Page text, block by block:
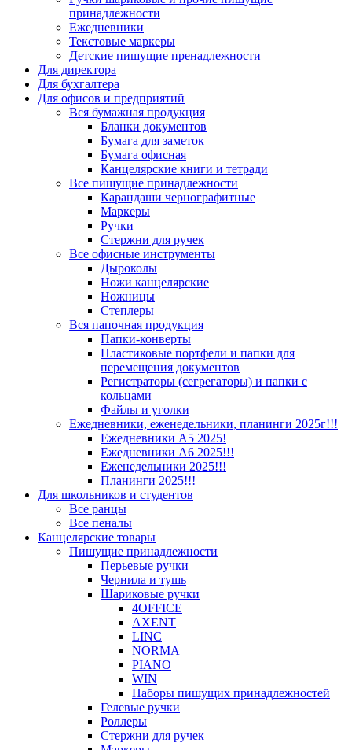
принадлежности
Ежедневники
Текстовые маркеры
Детские пишущие пренадлежности
Для директора
Для бухгалтера
Для офисов и предприятий
Вся бумажная продукция
Бланки документов
Бумага для заметок
Бумага офисная
Канцелярские книги и тетради
Все пишущие принадлежности
Карандаши чернографитные
Маркеры
Ручки
Стержни для ручек
Все офисные инструменты
Дыроколы
Ножи канцелярские
Ножницы
Степлеры
Вся папочная продукция
Папки-конверты
Пластиковые портфели и папки для
перемещения документов
Регистраторы (сегрегаторы) и папки с
кольцами
Файлы и уголки
Ежедневники, еженедельники, планинги 2025г!!!
Ежедневники А5 2025!
Ежедневники А6 2025!!!
Еженедельники 2025!!!
Планинги 2025!!!
Для школьников и студентов
Все ранцы
Все пеналы
Канцелярские товары
Пишущие принадлежности
Перьевые ручки
Чернила и тушь
Шариковые ручки
4OFFICE
AXENT
LINC
NORMA
PIANO
WIN
Наборы пишущих принадлежностей
Гелевые ручки
Роллеры
Стержни для ручек